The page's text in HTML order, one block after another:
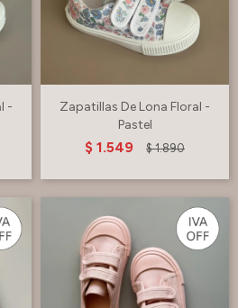
-
Zapatillas De Lona Floral -
Pastel
$ 1.549 $ 1.890